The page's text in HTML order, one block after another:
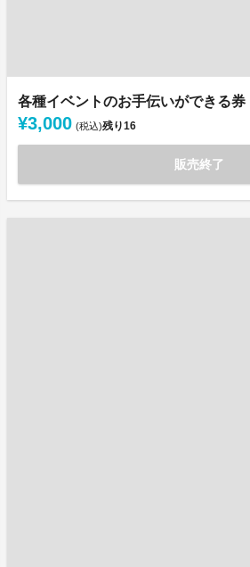
各種イベントのお手伝いができる券
¥3,000 (税込)残り16
販売終了